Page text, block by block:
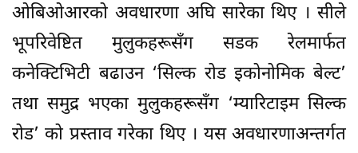
ओबिओआरको अवधारणा अघि सारेका थिए । सीले
भूपरिवेष्टित मुलुकहरूसँग सडक रेलमार्फत
कनेक्टिभिटी बढाउन ‘सिल्क रोड इकोनोमिक बेल्ट’
तथा समुद्र भएका मुलुकहरूसँग ‘म्यारिटाइम सिल्क
रोड’ को प्रस्ताव गरेका थिए । यस अवधारणाअन्तर्गत